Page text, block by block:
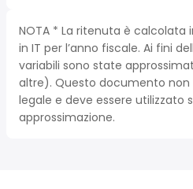
NOTA * La ritenuta è calcolata
in IT per l’anno fiscale. Ai fini
variabili sono state
altre). Questo documento
legale e deve essere utilizzato
approssimazione.